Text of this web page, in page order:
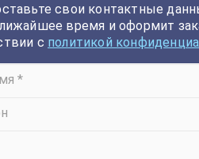
свои контактные
время и оформит
с политикой